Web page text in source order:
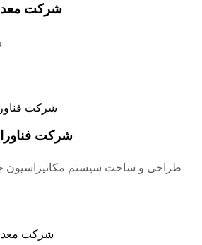
شرکت
شرکت
طراحی و ساخت سیستم مکانیزاسیون